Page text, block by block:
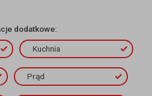
dodatkowe:
Kuchnia
Prąd